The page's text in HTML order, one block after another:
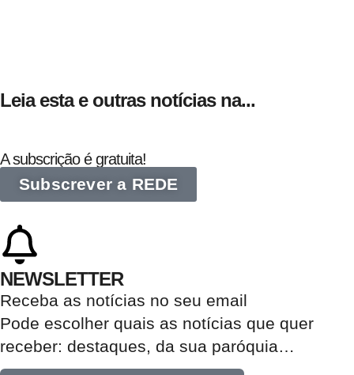
Leia esta e outras notícias na...
A subscrição é gratuita!
Subscrever a REDE
NEWSLETTER
Receba as notícias no seu email​
Pode escolher quais as notícias que quer
receber: destaques, da sua paróquia…